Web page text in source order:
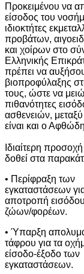
Προκειμένου να
είσοδος του
ιδιοκτήτες
προβάτων,
και χοίρων στο
Ελληνικής
πρέπει να
βιοπροφύλαξης
τους, ώστε να
πιθανότητες
ασθενειών,
είναι και ο
Ιδιαίτερη
δοθεί στα
• Περίφραξη των
εγκαταστάσεων
αποτροπή
ζώων/φορέων.
• Ύπαρξη
τάφρου για τα
είσοδο-έξοδο των
εγκαταστάσεων.